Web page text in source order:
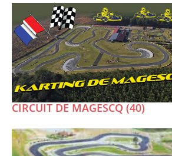
CIRCUIT DE MAGESCQ (40)